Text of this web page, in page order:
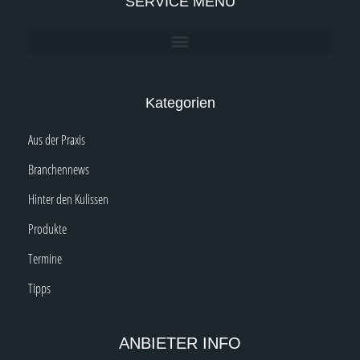
Kategorien
Aus der Praxis
Branchennews
Hinter den Kulissen
Produkte
Termine
Tipps
ANBIETER INFO